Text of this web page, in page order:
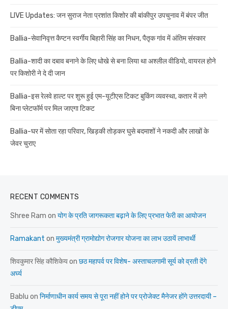
LIVE Updates: जन सुराज नेता प्रशांत किशोर की बांकीपुर उपचुनाव में बंपर जीत
Ballia-सेवानिवृत्त कैप्टन स्वर्गीय बिहारी सिंह का निधन, पैतृक गांव में अंतिम संस्कार
Ballia-शादी का दबाव बनाने के लिए धोखे से बना लिया था अश्लील वीडियो, वायरल होने
पर किशोरी ने दे दी जान
Ballia-इस रेलवे हाल्ट पर शुरू हुई एम-यूटीएस टिकट बुकिंग व्यवस्था, कतार में लगे
बिना प्लेटफॉर्म पर मिल जाएगा टिकट
Ballia-घर में सोता रहा परिवार, खिड़की तोड़कर घुसे बदमाशों ने नकदी और लाखों के
जेवर चुराए
RECENT COMMENTS
Shree Ram on योग के प्रति जागरूकता बढ़ाने के लिए प्रभात फेरी का आयोजन
Ramakant on मुख्यमंत्री ग्रामोद्योग रोजगार योजना का लाभ उठायें लाभार्थी
शिवकुमार सिंह कौशिकेयon छठ महापर्व पर विशेष- अस्ताचलगामी सूर्य को व्रती देंगे
अर्घ्य
Bablu on निर्माणाधीन कार्य समय से पूरा नहीं होने पर प्रोजेक्ट मैनेजर होंगे उत्तरदायी –